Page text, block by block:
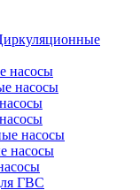
насосы
насосы
насосы
насосы